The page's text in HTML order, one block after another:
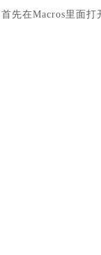
首先在Macros里面打